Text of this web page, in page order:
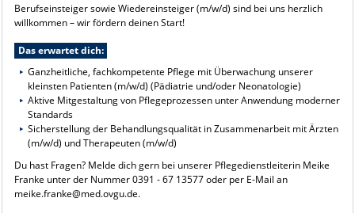
Berufseinsteiger sowie Wiedereinsteiger (m/w/d) sind bei uns herzlich
willkommen – wir fördern deinen Start!
Das erwartet dich:
Ganzheitliche, fachkompetente Pflege mit Überwachung unserer
kleinsten Patienten (m/w/d) (Pädiatrie und/oder Neonatologie)
Aktive Mitgestaltung von Pflegeprozessen unter Anwendung moderner
Standards
Sicherstellung der Behandlungsqualität in Zusammenarbeit mit Ärzten
(m/w/d) und Therapeuten (m/w/d)
Du hast Fragen? Melde dich gern bei unserer Pflegedienstleiterin Meike
Franke unter der Nummer 0391 - 67 13577 oder per E-Mail an
meike.franke@med.ovgu.de.